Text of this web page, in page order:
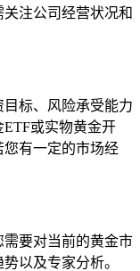
注公司经营状况和
标、风险承受能力
或实物黄金开
有一定的市场经
要对当前的黄金市
以及专家分析。